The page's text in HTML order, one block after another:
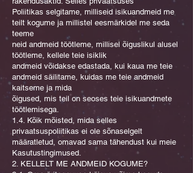
Poliitikas selgitame, milliseid isikuandmeid me
teilt kogume ja millistel eesmärkidel me seda
teeme
neid andmeid töötleme, millisel õiguslikul alusel
töötleme, kellele teie isiklik
andmeid võidakse edastada, kui kaua me teie
andmeid säilitame, kuidas me teie andmeid
kaitseme ja mida
õigused, mis teil on seoses teie isikuandmete
töötlemisega.
1.4. Kõik mõisted, mida selles
privaatsuspoliitikas ei ole sõnaselgelt
määratletud, omavad sama tähendust kui meie
Kasutustingimused.
2. KELLELT ME ANDMEID KOGUME?